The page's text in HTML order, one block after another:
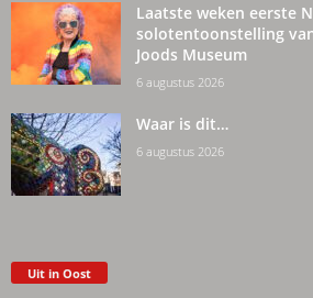
Laatste weken eerste
solotentoonstelling
Joods Museum
6 augustus 2026
Waar is dit…
6 augustus 2026
Uit in Oost